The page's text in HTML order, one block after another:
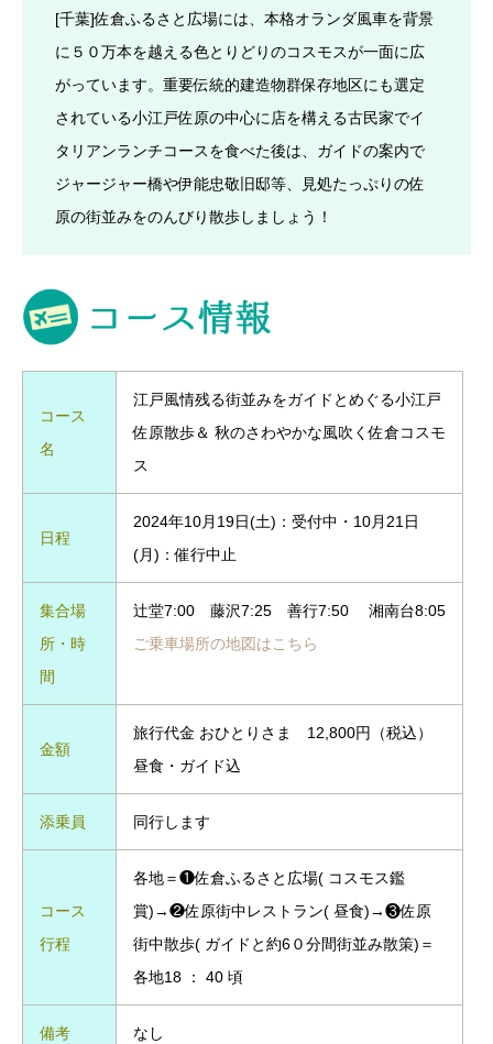
[千葉]佐倉ふるさと広場には、本格オランダ風車を背景
に５０万本を越える色とりどりのコスモスが一面に広
がっています。重要伝統的建造物群保存地区にも選定
されている小江戸佐原の中心に店を構える古民家でイ
タリアンランチコースを食べた後は、ガイドの案内で
ジャージャー橋や伊能忠敬旧邸等、見処たっぷりの佐
原の街並みをのんびり散歩しましょう！
コース
名
江戸風情残る街並みをガイドとめぐる小江戸
佐原散歩＆ 秋のさわやかな風吹く佐倉コスモ
ス
日程
2024年10月19日(土)：受付中・10月21日
(月)：催行中止
集合場
所・時
間
辻堂7:00 藤沢7:25 善行7:50 湘南台8:05
ご乗車場所の地図はこちら
金額
旅行代金 おひとりさま 12,800円（税込）
昼食・ガイド込
添乗員 同行します
コース
行程
各地＝❶佐倉ふるさと広場( コスモス鑑
賞)→❷佐原街中レストラン( 昼食)→❸佐原
街中散歩( ガイドと約6０分間街並み散策)＝
各地18 ： 40 頃
備考 なし